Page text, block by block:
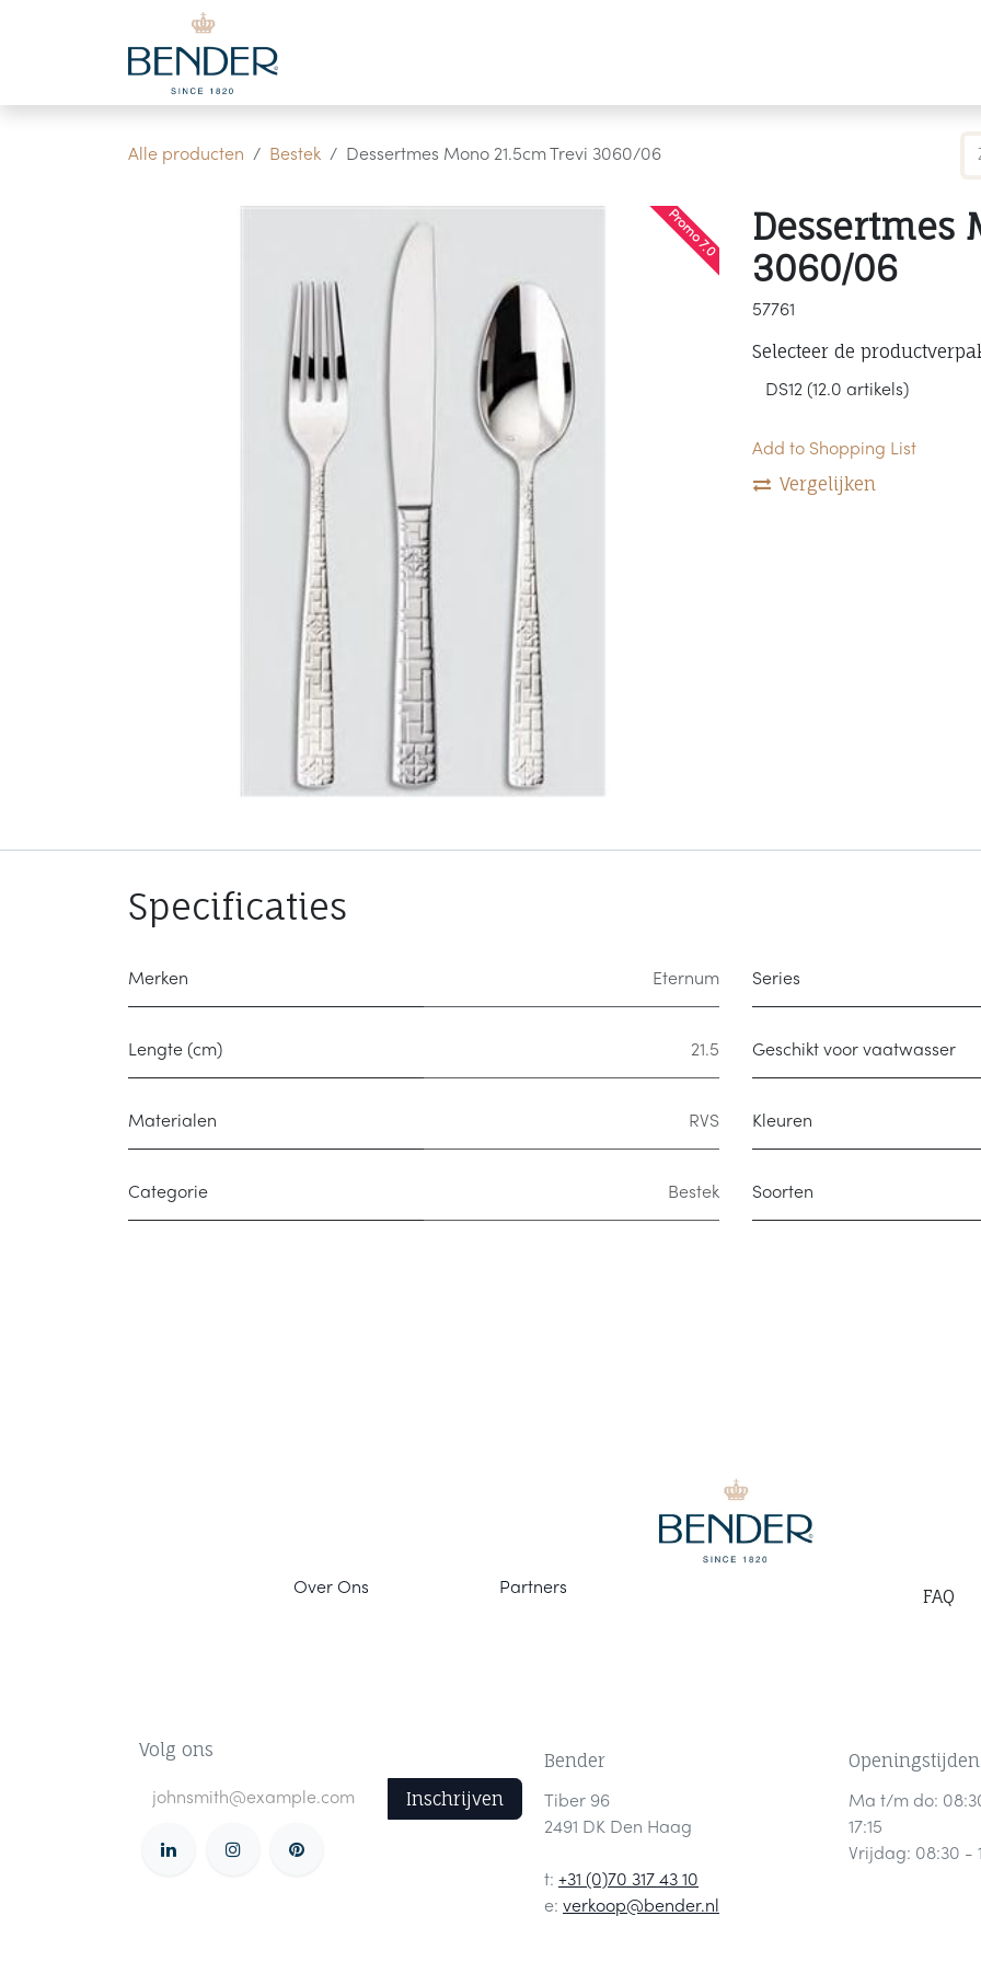
Overslaan naar inhoud
Alle producten Bestek Dessertmes Mono 21.5cm Trevi 3060/06
Promo 7.0
Dessertmes
3060/06
57761
Selecteer de
Add to Shopping List
Vergelijken
Specificaties
Merken Eternum Series
Lengte (cm) 21.5 Geschikt voor vaatwasser
Materialen RVS Kleuren
Categorie Bestek Soorten
Volg ons
Inschrijven
Bender
Tiber 96
2491 DK Den Haag
t: +31 (0)70 317 43 10
e: verkoop@bender.nl
Openingstijden
Ma t/m do:
17:15
Vrijdag: 08:30 -
Partners
Over Ons FAQ